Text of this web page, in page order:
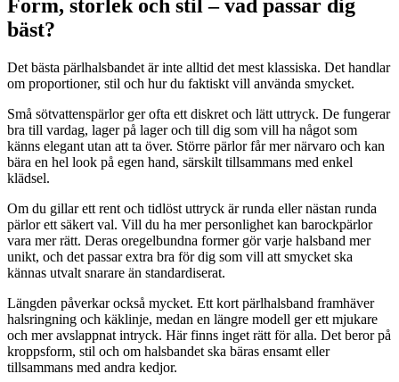
Form, storlek och stil – vad passar dig
bäst?
Det bästa pärlhalsbandet är inte alltid det mest klassiska. Det handlar
om proportioner, stil och hur du faktiskt vill använda smycket.
Små sötvattenspärlor ger ofta ett diskret och lätt uttryck. De fungerar
bra till vardag, lager på lager och till dig som vill ha något som
känns elegant utan att ta över. Större pärlor får mer närvaro och kan
bära en hel look på egen hand, särskilt tillsammans med enkel
klädsel.
Om du gillar ett rent och tidlöst uttryck är runda eller nästan runda
pärlor ett säkert val. Vill du ha mer personlighet kan barockpärlor
vara mer rätt. Deras oregelbundna former gör varje halsband mer
unikt, och det passar extra bra för dig som vill att smycket ska
kännas utvalt snarare än standardiserat.
Längden påverkar också mycket. Ett kort pärlhalsband framhäver
halsringning och käklinje, medan en längre modell ger ett mjukare
och mer avslappnat intryck. Här finns inget rätt för alla. Det beror på
kroppsform, stil och om halsbandet ska bäras ensamt eller
tillsammans med andra kedjor.